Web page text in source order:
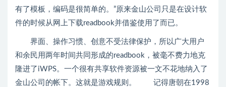
有了模板，编码是很简单的。”原来金山公司只是在设计软
件的时候从网上下载readbook并借鉴使用了而已。
界面、操作习惯、创意不受法律保护，所以广大用户
和余民用两年时间共同形成的readbook，被毫不费力地克
隆进了iWPS。一个很有共享软件资源被一文不花地纳入了
金山公司的帐下。这就是游戏规则。 记得唐朝在1998